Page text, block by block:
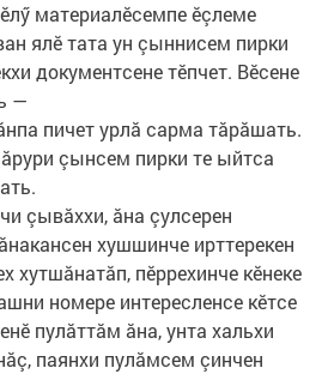
материалӗсемпе ӗçлеме
ялӗ тата ун çыннисем пирки
документсене тӗпчет. Вӗсене
—
пичет урлă сарма тăрăшать.
çынсем пирки те ыйтса
çывăххи, ăна çулсерен
хушшинче ирттерекен
хутшăнатăп, пӗррехинче кӗнеке
номере интересленсе кӗтсе
пулăттăм ăна, унта хальхи
паянхи пулăмсем çинчен